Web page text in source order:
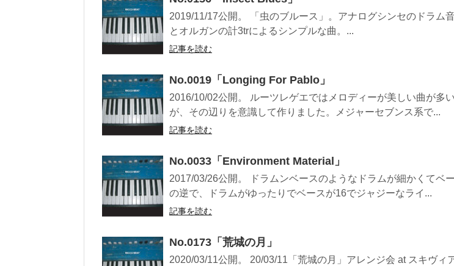
2019/11/17公開。 「虫のブルース」。アナログシンセのドラム
とオルガンの計3trによるシンプルな曲。...
記事を読む
No.0019「Longing For Pablo」
2016/10/02公開。 ルーツレゲエではメロディーが美しい曲が多
が、その辺りを意識して作りました。メジャーセブンス系で...
記事を読む
No.0033「Environment Material」
2017/03/26公開。 ドラムンベースのようなドラムが細かくてベ
の逆で、ドラムがゆったりでベースが16でジャジーなライ...
記事を読む
No.0173「荒城の月」
2020/03/11公開。 20/03/11「荒城の月」アレンジ会 at スキヴィ